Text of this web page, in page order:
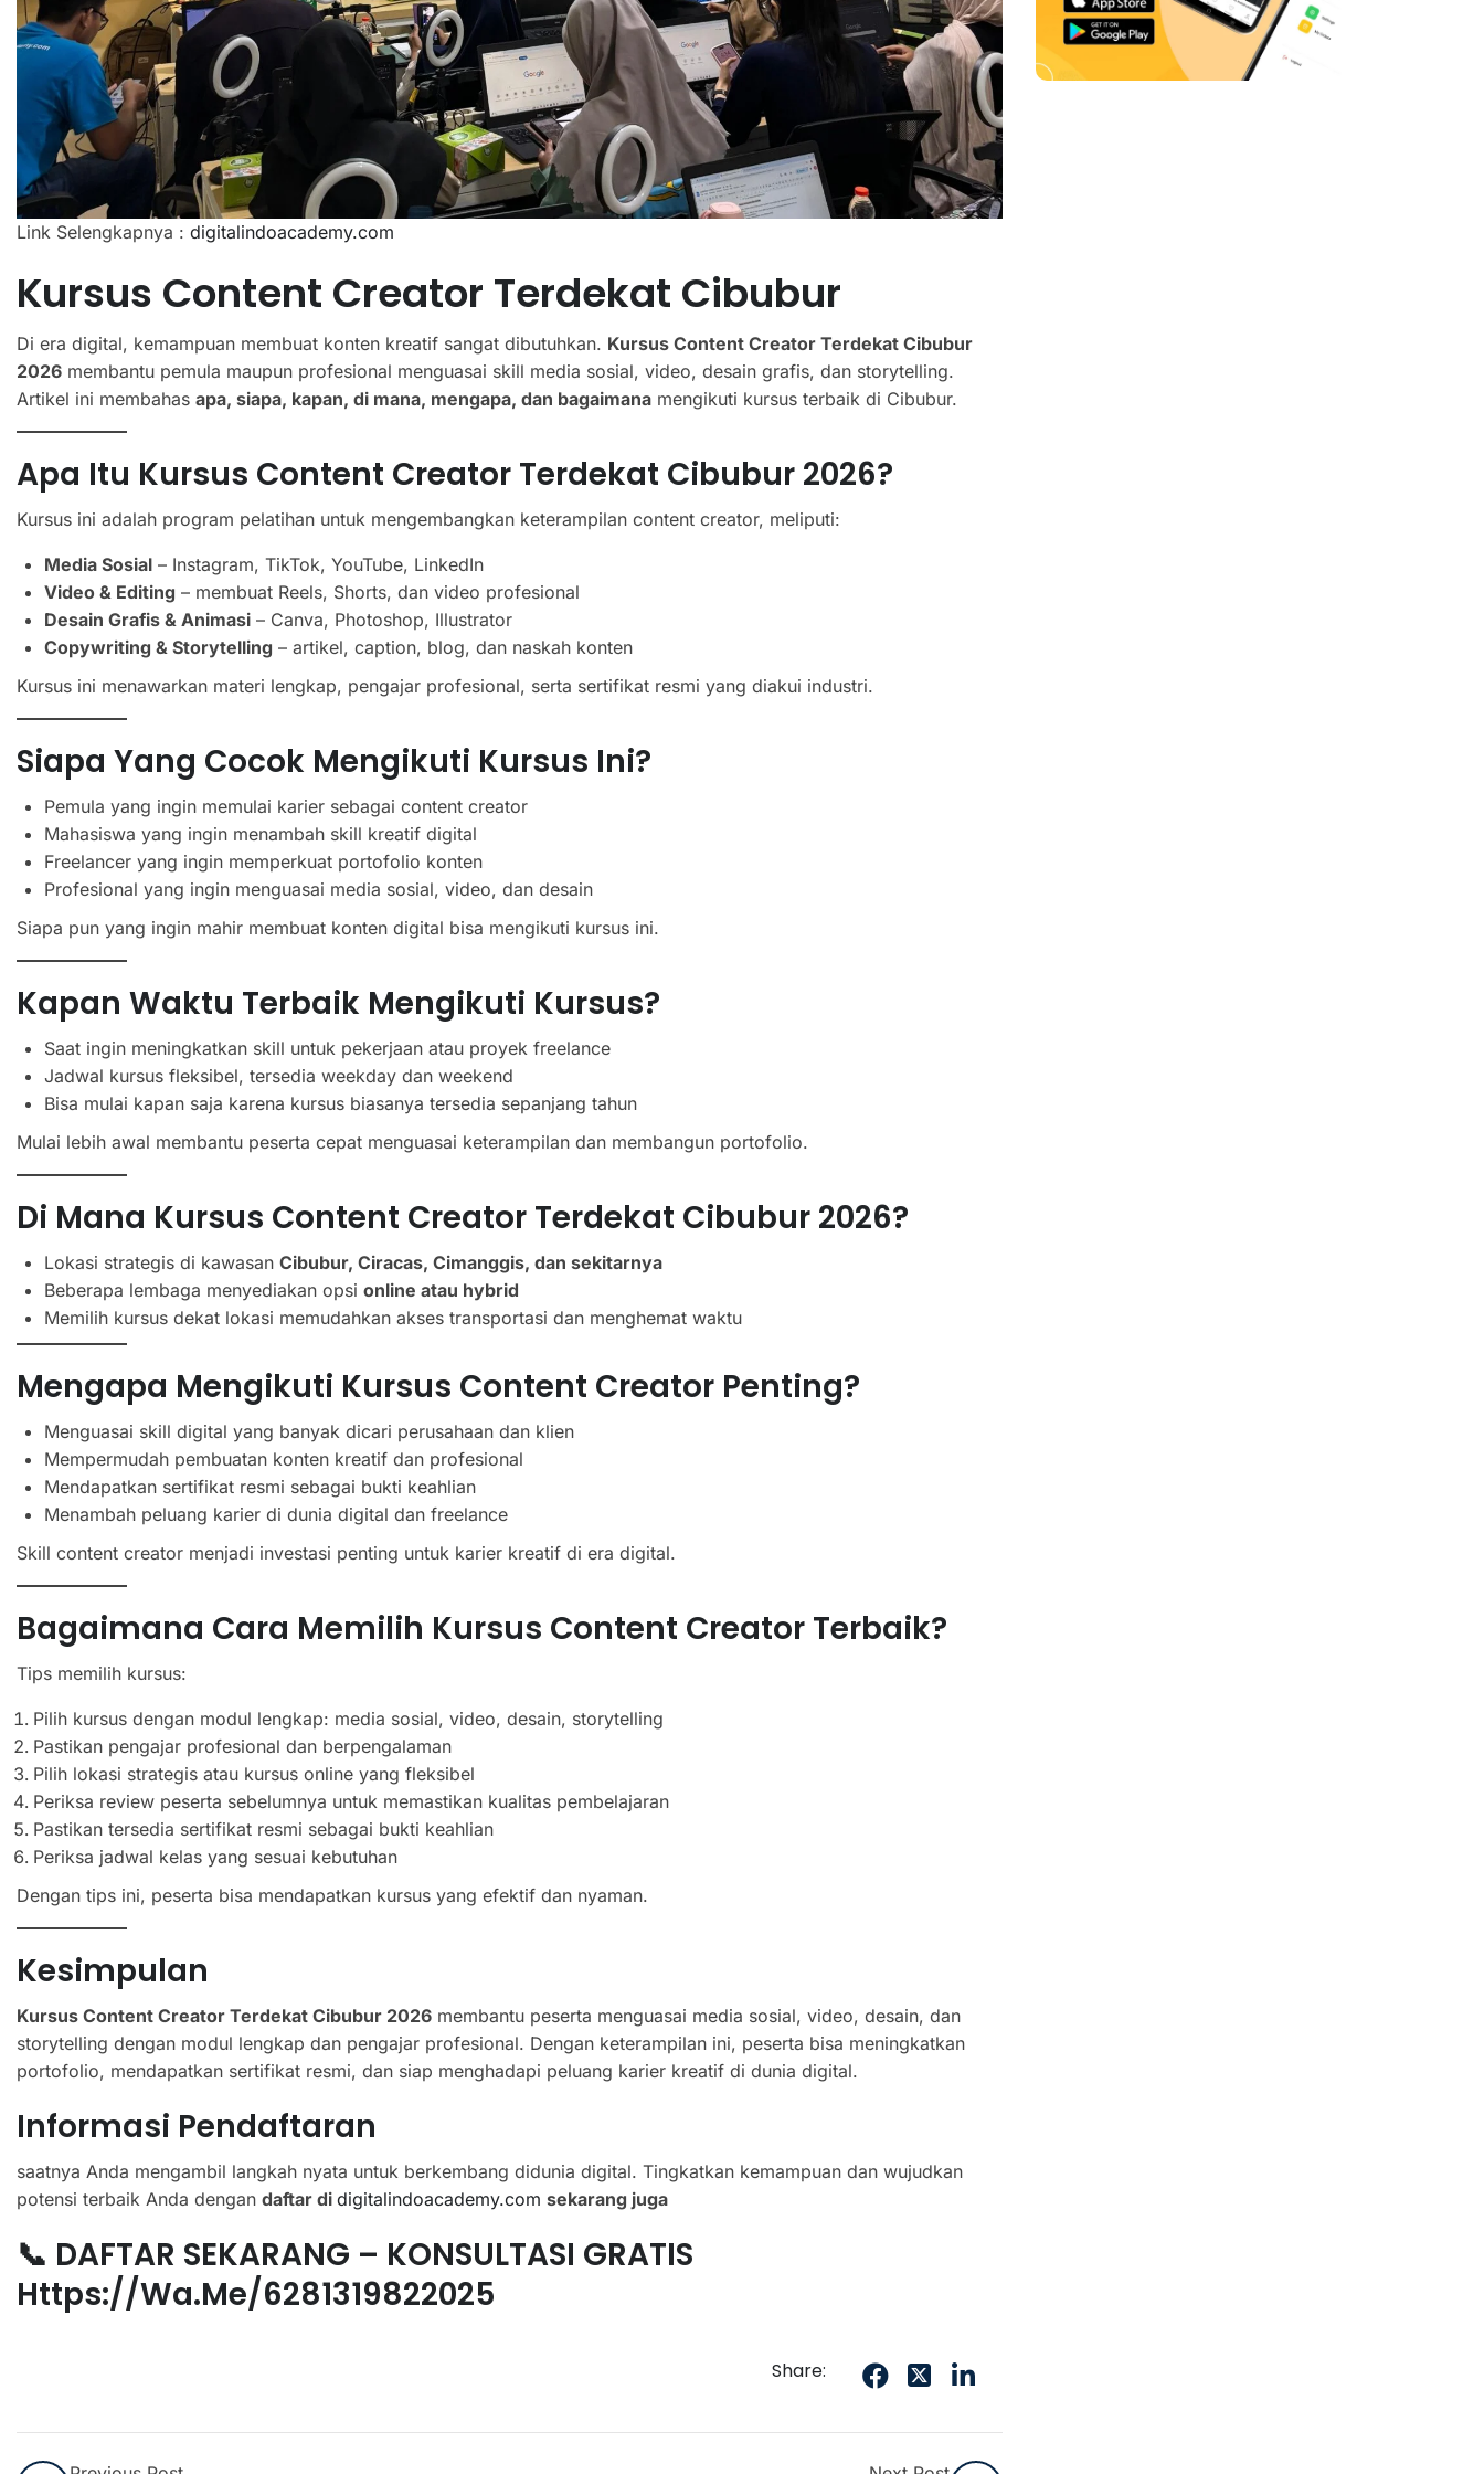
Link Selengkapnya : digitalindoacademy.com
Kursus Content Creator Terdekat Cibubur
Di era digital, kemampuan membuat konten kreatif sangat dibutuhkan. Kursus Content Creator Terdekat Cibubur
2026 membantu pemula maupun profesional menguasai skill media sosial, video, desain grafis, dan storytelling.
Artikel ini membahas apa, siapa, kapan, di mana, mengapa, dan bagaimana mengikuti kursus terbaik di Cibubur.
Apa Itu Kursus Content Creator Terdekat Cibubur 2026?
Kursus ini adalah program pelatihan untuk mengembangkan keterampilan content creator, meliputi:
Media Sosial – Instagram, TikTok, YouTube, LinkedIn
Video & Editing – membuat Reels, Shorts, dan video profesional
Desain Grafis & Animasi – Canva, Photoshop, Illustrator
Copywriting & Storytelling – artikel, caption, blog, dan naskah konten
Kursus ini menawarkan materi lengkap, pengajar profesional, serta sertifikat resmi yang diakui industri.
Siapa Yang Cocok Mengikuti Kursus Ini?
Pemula yang ingin memulai karier sebagai content creator
Mahasiswa yang ingin menambah skill kreatif digital
Freelancer yang ingin memperkuat portofolio konten
Profesional yang ingin menguasai media sosial, video, dan desain
Siapa pun yang ingin mahir membuat konten digital bisa mengikuti kursus ini.
Kapan Waktu Terbaik Mengikuti Kursus?
Saat ingin meningkatkan skill untuk pekerjaan atau proyek freelance
Jadwal kursus fleksibel, tersedia weekday dan weekend
Bisa mulai kapan saja karena kursus biasanya tersedia sepanjang tahun
Mulai lebih awal membantu peserta cepat menguasai keterampilan dan membangun portofolio.
Di Mana Kursus Content Creator Terdekat Cibubur 2026?
Lokasi strategis di kawasan Cibubur, Ciracas, Cimanggis, dan sekitarnya
Beberapa lembaga menyediakan opsi online atau hybrid
Memilih kursus dekat lokasi memudahkan akses transportasi dan menghemat waktu
Mengapa Mengikuti Kursus Content Creator Penting?
Menguasai skill digital yang banyak dicari perusahaan dan klien
Mempermudah pembuatan konten kreatif dan profesional
Mendapatkan sertifikat resmi sebagai bukti keahlian
Menambah peluang karier di dunia digital dan freelance
Skill content creator menjadi investasi penting untuk karier kreatif di era digital.
Bagaimana Cara Memilih Kursus Content Creator Terbaik?
Tips memilih kursus:
Pilih kursus dengan modul lengkap: media sosial, video, desain, storytelling
Pastikan pengajar profesional dan berpengalaman
Pilih lokasi strategis atau kursus online yang fleksibel
Periksa review peserta sebelumnya untuk memastikan kualitas pembelajaran
Pastikan tersedia sertifikat resmi sebagai bukti keahlian
Periksa jadwal kelas yang sesuai kebutuhan
Dengan tips ini, peserta bisa mendapatkan kursus yang efektif dan nyaman.
Kesimpulan
Kursus Content Creator Terdekat Cibubur 2026 membantu peserta menguasai media sosial, video, desain, dan
storytelling dengan modul lengkap dan pengajar profesional. Dengan keterampilan ini, peserta bisa meningkatkan
portofolio, mendapatkan sertifikat resmi, dan siap menghadapi peluang karier kreatif di dunia digital.
Informasi Pendaftaran
saatnya Anda mengambil langkah nyata untuk berkembang didunia digital. Tingkatkan kemampuan dan wujudkan
potensi terbaik Anda dengan daftar di digitalindoacademy.com sekarang juga
📞 DAFTAR SEKARANG – KONSULTASI GRATIS
Https://wa.me/6281319822025
Share: